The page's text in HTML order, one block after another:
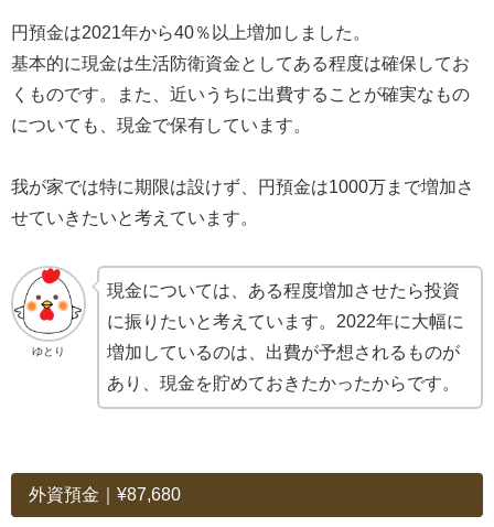
円預金は2021年から40％以上増加しました。
基本的に現金は生活防衛資金としてある程度は確保してお
くものです。また、近いうちに出費することが確実なもの
についても、現金で保有しています。
我が家では特に期限は設けず、円預金は1000万まで増加さ
せていきたいと考えています。
ゆとり
現金については、ある程度増加させたら投資
に振りたいと考えています。2022年に大幅に
増加しているのは、出費が予想されるものが
あり、現金を貯めておきたかったからです。
外資預金｜¥87,680